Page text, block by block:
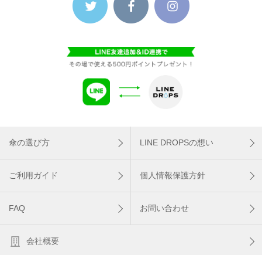
傘の選び方 LINE DROPSの想い
ご利用ガイド 個人情報保護方針
FAQ お問い合わせ
会社概要